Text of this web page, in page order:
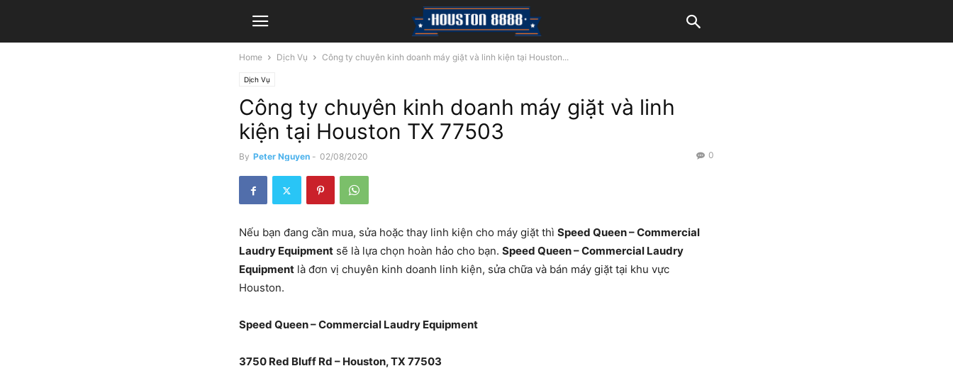
Home Dịch Vụ Công ty chuyên kinh doanh máy giặt và linh kiện tại Houston...
Dịch Vụ
Công ty chuyên kinh doanh máy giặt và linh
kiện tại Houston TX 77503
By Peter Nguyen - 02/08/2020 0
Nếu bạn đang cần mua, sửa hoặc thay linh kiện cho máy giặt thì Speed Queen – Commercial
Laudry Equipment sẽ là lựa chọn hoàn hảo cho bạn. Speed Queen – Commercial Laudry
Equipment là đơn vị chuyên kinh doanh linh kiện, sửa chữa và bán máy giặt tại khu vực
Houston.
Speed Queen – Commercial Laudry Equipment
3750 Red Bluff Rd – Houston, TX 77503